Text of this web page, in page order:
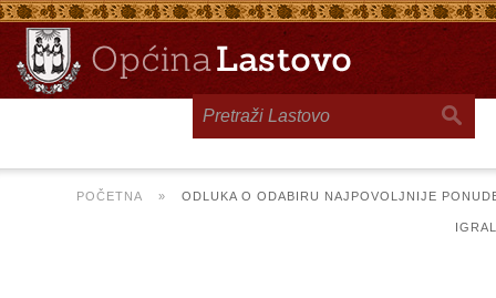
POČETNA » ODLUKA O ODABIRU NAJPOVOLJNIJE